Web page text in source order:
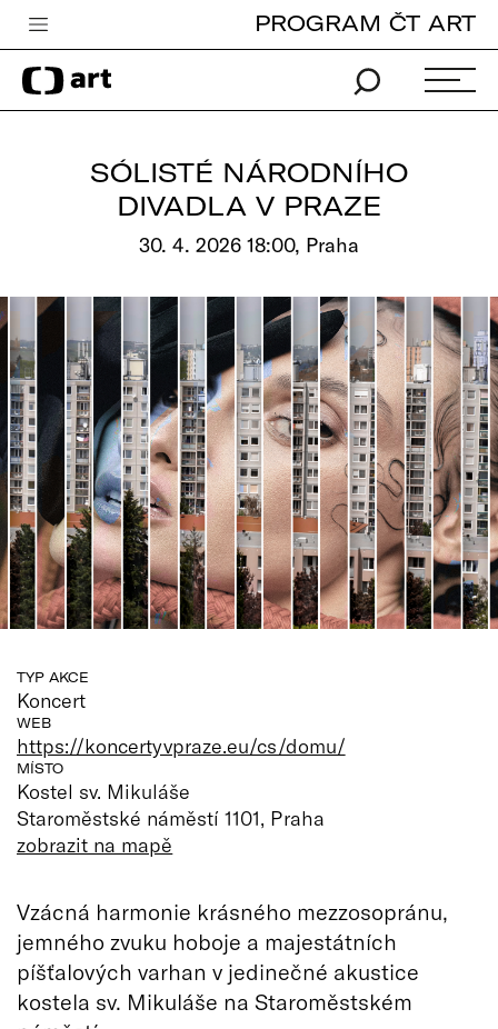
Česká televize
Zpravodajství
Vše o ČT
PROGRAM ČT ART
SÓLISTÉ NÁRODNÍHO
DIVADLA V PRAZE
30. 4. 2026 18:00, Praha
TYP AKCE
Koncert
WEB
https://koncertyvpraze.eu/cs/domu/
MÍSTO
Kostel sv. Mikuláše
Staroměstské náměstí 1101, Praha
zobrazit na mapě
Vzácná harmonie krásného mezzosopránu,
jemného zvuku hoboje a majestátních
píšťalových varhan v jedinečné akustice
kostela sv. Mikuláše na Staroměstském